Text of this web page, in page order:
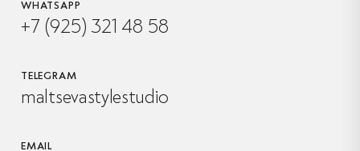
WHATSAPP
+7 (925) 321 48 58
TELEGRAM
maltsevastylestudio
EMAIL